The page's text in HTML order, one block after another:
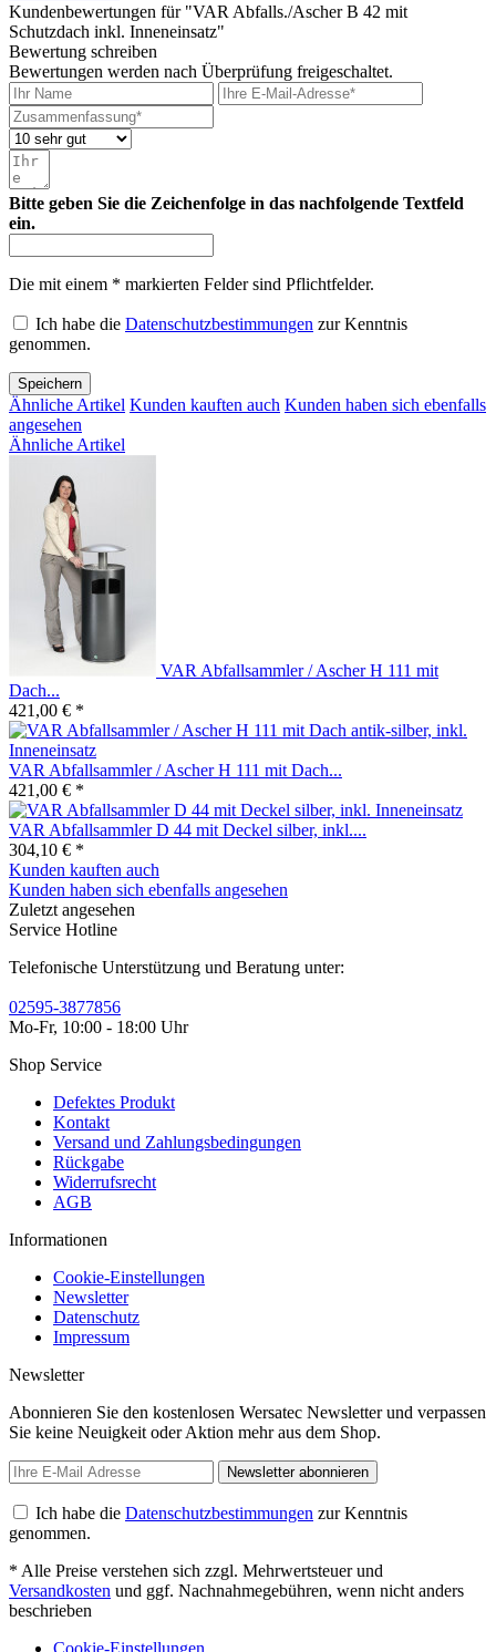
Kundenbewertungen für "VAR Abfalls./Ascher B 42 mit
Schutzdach inkl. Inneneinsatz"
Bewertung schreiben
Bewertungen werden nach Überprüfung freigeschaltet.
Bitte geben Sie die Zeichenfolge in das nachfolgende Textfeld
ein.
Die mit einem * markierten Felder sind Pflichtfelder.
Ich habe die Datenschutzbestimmungen zur Kenntnis
genommen.
Speichern
Ähnliche Artikel Kunden kauften auch Kunden haben sich ebenfalls
angesehen
Ähnliche Artikel
VAR Abfallsammler / Ascher H 111 mit
Dach...
421,00 € *
VAR Abfallsammler / Ascher H 111 mit Dach...
421,00 € *
VAR Abfallsammler D 44 mit Deckel silber, inkl....
304,10 € *
Kunden kauften auch
Kunden haben sich ebenfalls angesehen
Zuletzt angesehen
Service Hotline
Telefonische Unterstützung und Beratung unter:
02595-3877856
Mo-Fr, 10:00 - 18:00 Uhr
Shop Service
Defektes Produkt
Kontakt
Versand und Zahlungsbedingungen
Rückgabe
Widerrufsrecht
AGB
Informationen
Cookie-Einstellungen
Newsletter
Datenschutz
Impressum
Newsletter
Abonnieren Sie den kostenlosen Wersatec Newsletter und verpassen
Sie keine Neuigkeit oder Aktion mehr aus dem Shop.
Newsletter abonnieren
Ich habe die Datenschutzbestimmungen zur Kenntnis
genommen.
* Alle Preise verstehen sich zzgl. Mehrwertsteuer und
Versandkosten und ggf. Nachnahmegebühren, wenn nicht anders
beschrieben
Cookie-Einstellungen